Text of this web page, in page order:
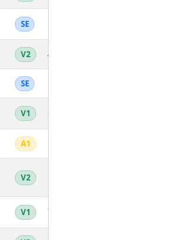
SE
V2 4
SE
V1
A1
V2
V1 7